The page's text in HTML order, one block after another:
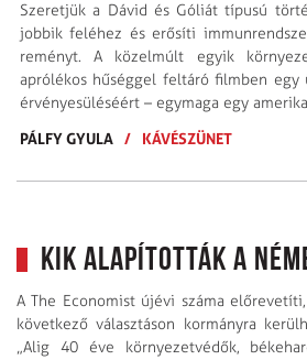
Szeretjük a Dávid és Góliát típusú
jobbik feléhez és erősíti
reményt. A közelmúlt egyik
aprólékos hűséggel feltáró filmben egy
érvényesüléséért – egymaga egy
PÁLFY GYULA / KÁVÉSZÜNET
Kik alapították a
A The Economist újévi száma
következő választáson kormányra
„Alig 40 éve környezetvédők,